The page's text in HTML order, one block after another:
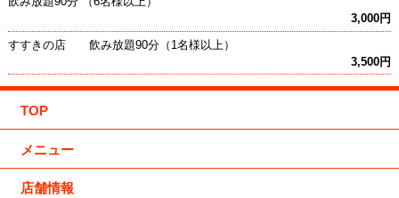
3,000円
すすきの店 飲み放題90分（1名様以上）
3,500円
TOP
メニュー
店舗情報